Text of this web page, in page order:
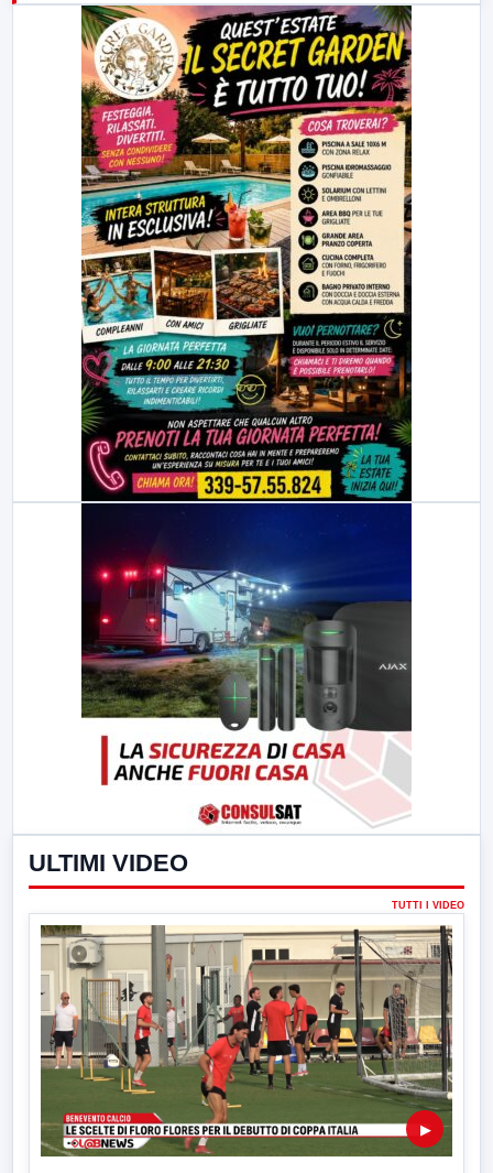
LabNews (replica)
ULTIMI VIDEO
TUTTI I VIDEO
▶